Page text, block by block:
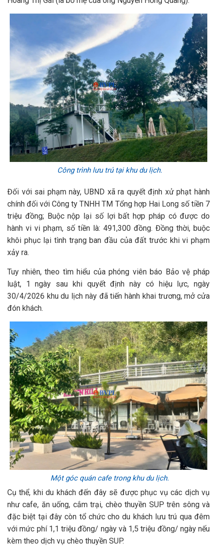
Công trình lưu trú tại khu du lịch.
Đối với sai phạm này, UBND xã ra quyết định xử phạt hành
chính đối với Công ty TNHH TM Tổng hợp Hai Long số tiền 7
triệu đồng; Buộc nộp lại số lợi bất hợp pháp có được do
hành vi vi phạm, số tiền là: 491,300 đồng. Đồng thời, buộc
khôi phục lại tình trạng ban đầu của đất trước khi vi phạm
xảy ra.
Tuy nhiên, theo tìm hiểu của phóng viên báo Bảo vệ pháp
luật, 1 ngày sau khi quyết định này có hiệu lực, ngày
30/4/2026 khu du lịch này đã tiến hành khai trương, mở cửa
đón khách.
Một góc quán cafe trong khu du lịch.
Cụ thể, khi du khách đến đây sẽ được phục vụ các dịch vụ
như cafe, ăn uống, cắm trại, chèo thuyền SUP trên sông và
đặc biệt tại đây còn tổ chức cho du khách lưu trú qua đêm
với mức phí 1,1 triệu đồng/ ngày và 1,5 triệu đồng/ ngày nếu
kèm theo dịch vụ chèo thuyền SUP.